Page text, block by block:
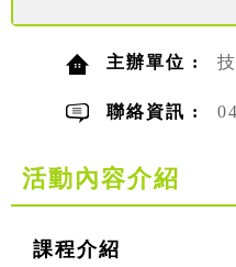
主辦單位 :
聯絡資訊 :
活動內容介紹
課程介紹